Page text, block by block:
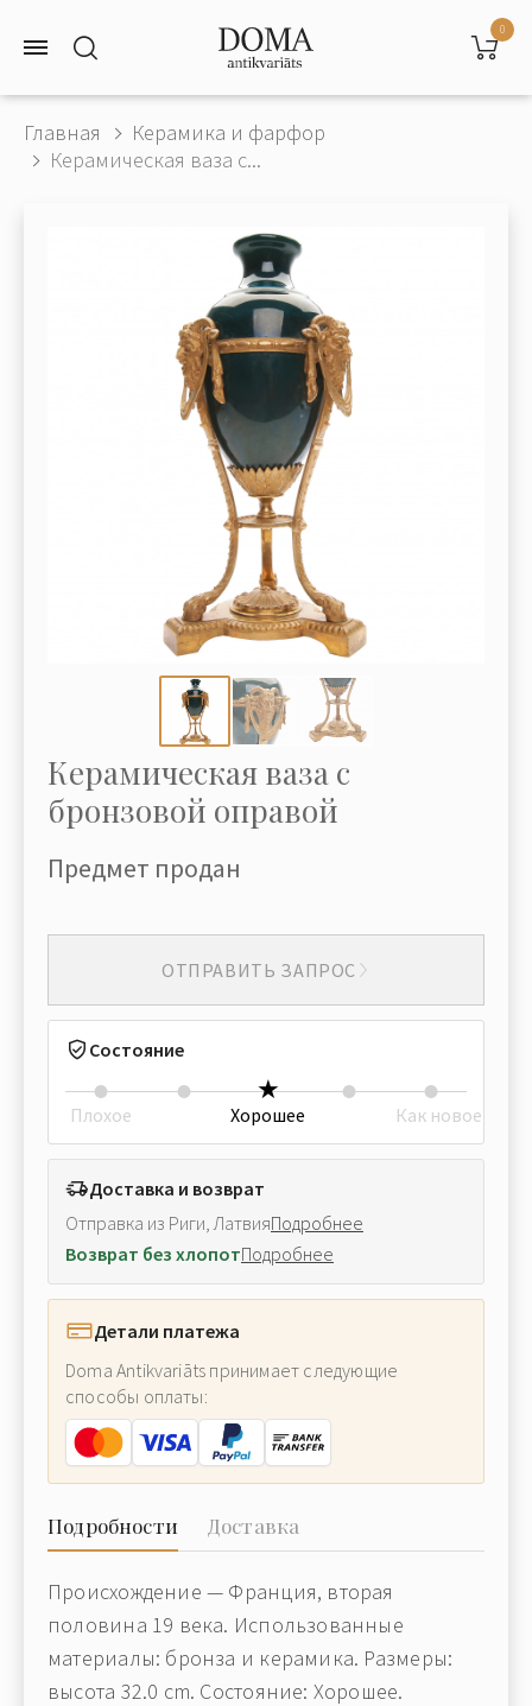
0
Главная
Керамика и фарфор
Керамическая ваза с...
Керамическая ваза с
бронзовой оправой
Предмет продан
ОТПРАВИТЬ ЗАПРОС
Состояние
Плохое Хорошее Как новое
Доставка и возврат
Отправка из Риги, ЛатвияПодробнее
Возврат без хлопотПодробнее
Детали платежа
Doma Antikvariāts принимает следующие
способы оплаты:
Подробности Доставка
Происхождение — Франция, вторая
половина 19 века. Использованные
материалы: бронза и керамика. Размеры:
высота 32.0 cm. Состояние: Хорошее.